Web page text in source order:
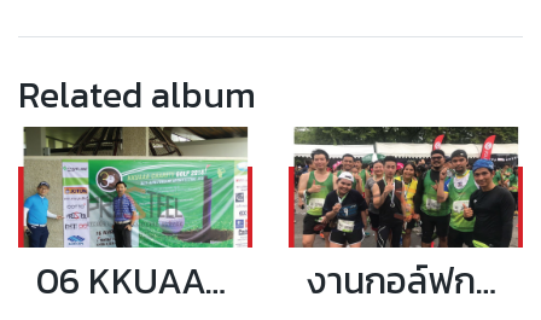
Related album
06 KKUAAA CHARITY GOLF 2018 งานกอล์ฟการกุศลวาระครบรอบ 30 ปี งานกอล์ฟการกุศลวาระครบรอบ 30 ปี